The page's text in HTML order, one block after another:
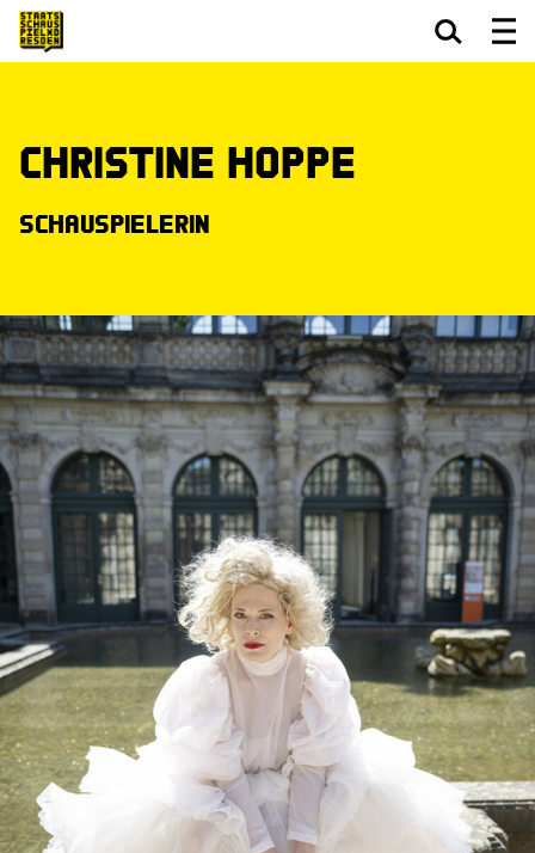
Christine Hoppe
Schauspielerin